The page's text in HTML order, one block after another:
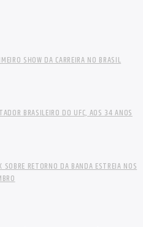
SHOW DA CARREIRA NO BRASIL
BRASILEIRO DO UFC, AOS 34 ANOS
RETORNO DA BANDA ESTREIA NOS